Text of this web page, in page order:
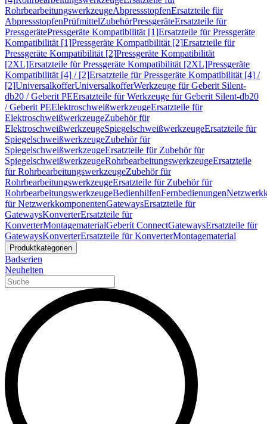
RohrbearbeitungswerkzeugeAbpressstopfenErsatzteile für
AbpressstopfenPrüfmittelZubehörPressgeräteErsatzteile für
PressgerätePressgeräte Kompatibilität [1]Ersatzteile für Pressgeräte
Kompatibilität [1]Pressgeräte Kompatibilität [2]Ersatzteile für
Pressgeräte Kompatibilität [2]Pressgeräte Kompatibilität
[2XL]Ersatzteile für Pressgeräte Kompatibilität [2XL]Pressgeräte
Kompatibilität [4] / [2]Ersatzteile für Pressgeräte Kompatibilität [4] /
[2]UniversalkofferUniversalkofferWerkzeuge für Geberit Silent-
db20 / Geberit PEErsatzteile für Werkzeuge für Geberit Silent-db20
/ Geberit PEElektroschweißwerkzeugeErsatzteile für
ElektroschweißwerkzeugeZubehör für
ElektroschweißwerkzeugeSpiegelschweißwerkzeugeErsatzteile für
SpiegelschweißwerkzeugeZubehör für
SpiegelschweißwerkzeugeErsatzteile für Zubehör für
SpiegelschweißwerkzeugeRohrbearbeitungswerkzeugeErsatzteile
für RohrbearbeitungswerkzeugeZubehör für
RohrbearbeitungswerkzeugeErsatzteile für Zubehör für
RohrbearbeitungswerkzeugeBedienhilfenFernbedienungen
für NetzwerkkomponentenGatewaysErsatzteile für
GatewaysKonverterErsatzteile für
KonverterMontagematerialGeberit ConnectGatewaysErsatzteile für
GatewaysKonverterErsatzteile für KonverterMontagematerial
Produktkategorien
Badserien
Neuheiten